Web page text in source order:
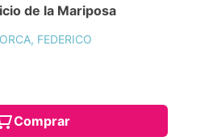
de la Mariposa
FEDERICO
Comprar